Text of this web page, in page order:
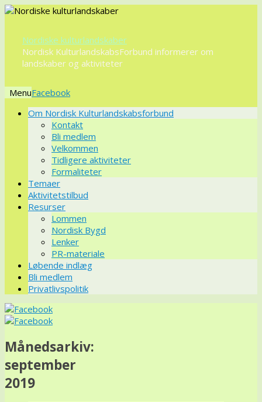
Nordiske kulturlandskaber
Nordisk KulturlandskabsForbund informerer om
landskaber og aktiviteter
Menu
VidereOm Nordisk Kulturlandskabsforbund
Kontakt
Bli medlem
Velkommen
Tidligere aktiviteter
Formaliteter
Temaer
Aktivitetstilbud
Resurser
Lommen
Nordisk Bygd
Lenker
PR-materiale
Løbende indlæg
Bli medlem
Privatlivspolitik
Månedsarkiv:
september
2019